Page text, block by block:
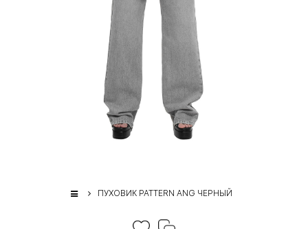
ПУХОВИК PATTERN ANG ЧЕРНЫЙ